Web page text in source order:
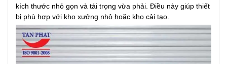
kích thước nhỏ gọn và tải trọng vừa phải. Điều này giúp thiết
bị phù hợp với kho xưởng nhỏ hoặc kho cải tạo.